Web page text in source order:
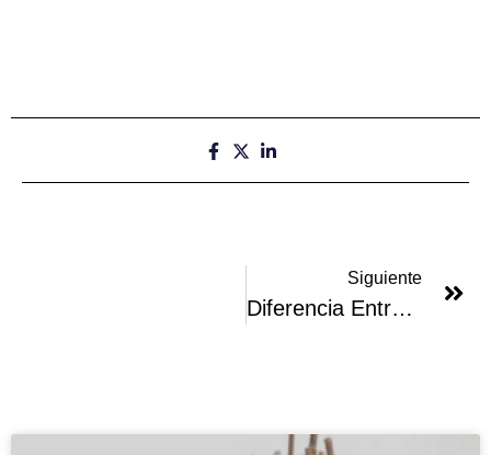
Siguiente
Diferencia Entre Obra Mayor Y Obra Menor
posibilidad de